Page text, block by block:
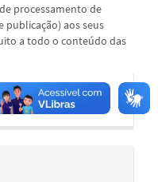
processamento de
publicação) aos seus
a todo o conteúdo das